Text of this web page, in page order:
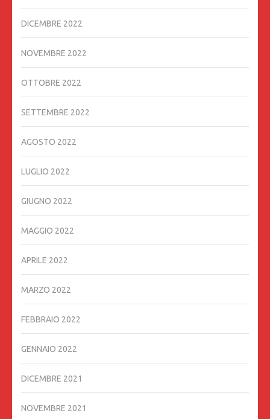
DICEMBRE 2022
NOVEMBRE 2022
OTTOBRE 2022
SETTEMBRE 2022
AGOSTO 2022
LUGLIO 2022
GIUGNO 2022
MAGGIO 2022
APRILE 2022
MARZO 2022
FEBBRAIO 2022
GENNAIO 2022
DICEMBRE 2021
NOVEMBRE 2021